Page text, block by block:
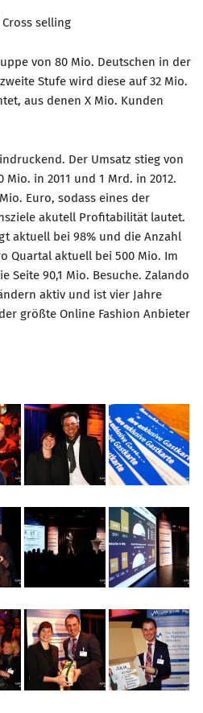
selling
von 80 Mio. Deutschen in der
Stufe wird diese auf 32 Mio.
aus denen X Mio. Kunden
Der Umsatz stieg von
Mio. in 2011 und 1 Mrd. in 2012.
Euro, sodass eines der
akutell Profitabilität lautet.
aktuell bei 98% und die Anzahl
Quartal aktuell bei 500 Mio. Im
Seite 90,1 Mio. Besuche. Zalando
aktiv und ist vier Jahre
größte Online Fashion Anbieter